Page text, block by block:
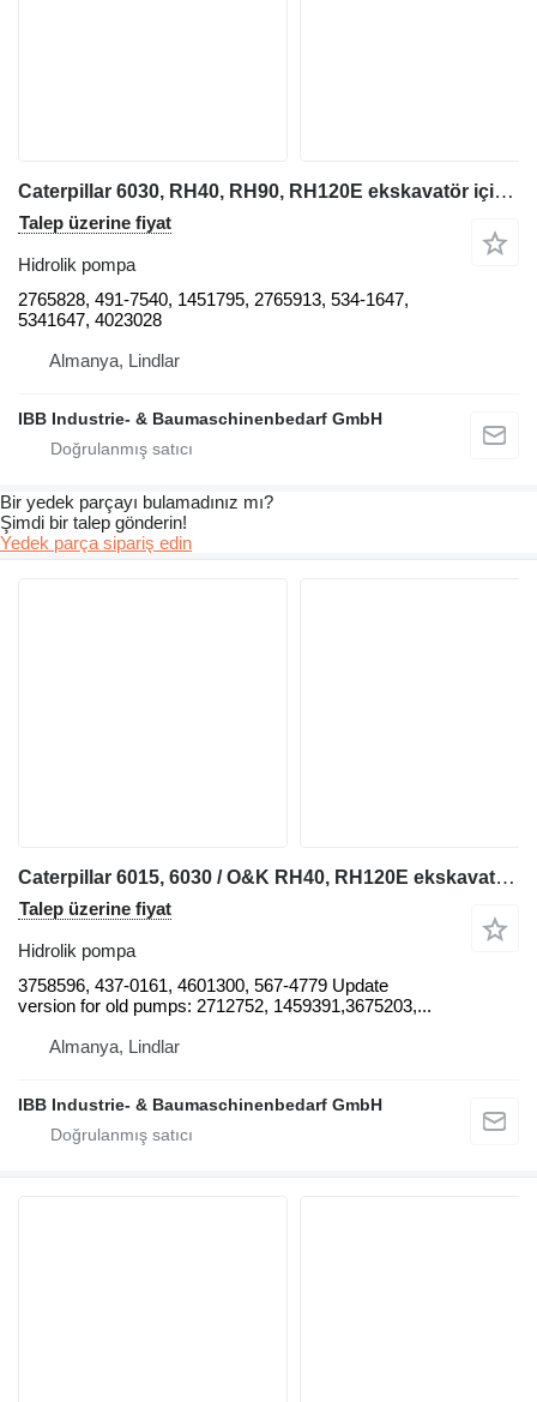
Caterpillar 6030, RH40, RH90, RH120E ekskavatör için 2765828 hidrolik pompa
Talep üzerine fiyat
Hidrolik pompa
2765828, 491-7540, 1451795, 2765913, 534-1647,
5341647, 4023028
Almanya, Lindlar
IBB Industrie- & Baumaschinenbedarf GmbH
Bir yedek parçayı bulamadınız mı?
Şimdi bir talep gönderin!
Yedek parça sipariş edin
Caterpillar 6015, 6030 / O&K RH40, RH120E ekskavatör için 3758596 hidrolik pompa
Talep üzerine fiyat
Hidrolik pompa
3758596, 437-0161, 4601300, 567-4779 Update
version for old pumps: 2712752, 1459391,3675203,...
Almanya, Lindlar
IBB Industrie- & Baumaschinenbedarf GmbH